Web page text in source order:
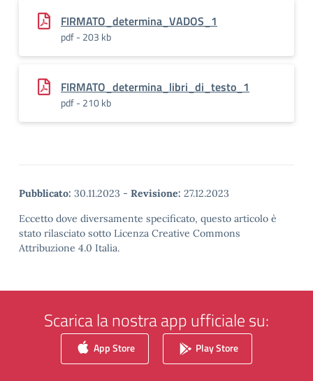
FIRMATO_determina_VADOS_1
pdf - 203 kb
FIRMATO_determina_libri_di_testo_1
pdf - 210 kb
Pubblicato: 30.11.2023 - Revisione: 27.12.2023
Eccetto dove diversamente specificato, questo articolo è
stato rilasciato sotto Licenza Creative Commons
Attribuzione 4.0 Italia.
Scarica la nostra app ufficiale su:
App Store Play Store